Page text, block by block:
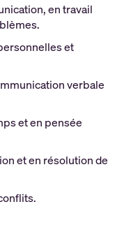
en travail
et
verbale
et en pensée
et en résolution de